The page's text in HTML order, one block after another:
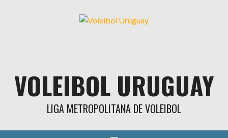
VOLEIBOL URUGUAY
LIGA METROPOLITANA DE VOLEIBOL